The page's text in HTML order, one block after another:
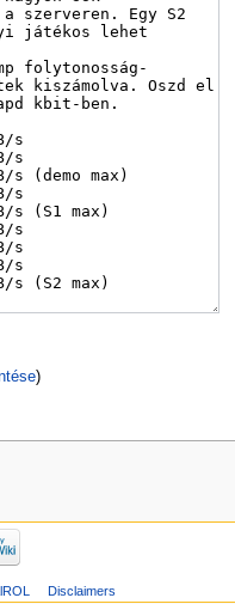
)
Disclaimers